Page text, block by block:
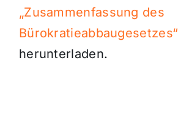
„Zusammenfassung des
Bürokratieabbaugesetzes“
herunterladen.